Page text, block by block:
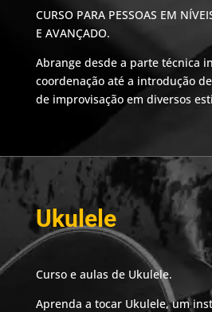
CURSO PARA PESSOAS EM
E AVANÇADO.
Abrange desde a parte técnica
coordenação até a introdução
de improvisação em diversos
Ukulele
Curso e aulas de Ukulele.
Aprenda a tocar Ukulele, um